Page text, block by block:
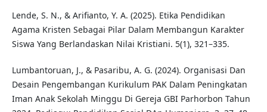
Lende, S. N., & Arifianto, Y. A. (2025). Etika Pendidikan
Agama Kristen Sebagai Pilar Dalam Membangun Karakter
Siswa Yang Berlandaskan Nilai Kristiani. 5(1), 321–335.
Lumbantoruan, J., & Pasaribu, A. G. (2024). Organisasi Dan
Desain Pengembangan Kurikulum PAK Dalam Peningkatan
Iman Anak Sekolah Minggu Di Gereja GBI Parhorbon Tahun